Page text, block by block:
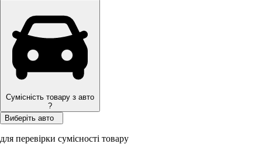
Сумісність товару з авто
?
Виберіть авто
для перевірки сумісності товару